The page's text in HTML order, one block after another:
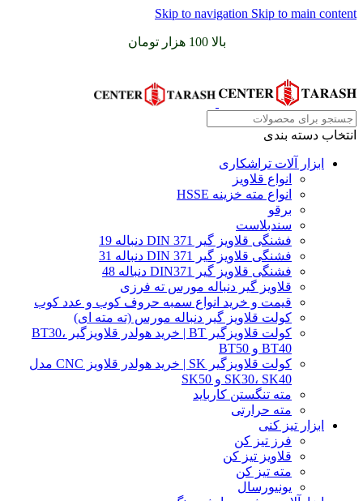
Skip to navigation Skip to main content
بالا 100 هزار تومان
انتخاب دسته بندی
ابزار آلات تراشکاری
انواع قلاویز
انواع مته خزینه HSSE
برقو
سندبلاست
فشنگی قلاویز گیر DIN 371 دنباله 19
فشنگی قلاویز گیر DIN 371 دنباله 31
فشنگی قلاویز گیر DIN371 دنباله 48
قلاویز گیر دنباله مورس ته فرزی
قیمت و خرید انواع سمبه حروف کوب و عدد کوب
کولت قلاویز گیر دنباله مورس (ته مته ای)
کولت قلاویزگیر BT | خرید هولدر قلاویزگیر BT30،
BT40 و BT50
کولت قلاویزگیر SK | خرید هولدر قلاویز CNC مدل
SK30، SK40 و SK50
مته تنگستن کارباید
مته حرارتی
ابزار تیز کنی
فرز تیز کن
قلاویز تیز کن
مته تیز کن
یونیورسال